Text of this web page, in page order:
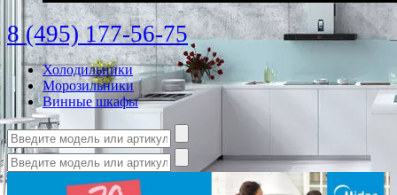
8 (495) 177-56-75
Холодильники
Морозильники
Винные шкафы